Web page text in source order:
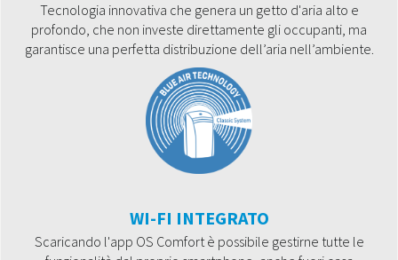
Tecnologia innovativa che genera un getto d'aria alto e
profondo, che non investe direttamente gli occupanti, ma
garantisce una perfetta distribuzione dell’aria nell’ambiente.
WI-FI INTEGRATO
Scaricando l'app OS Comfort è possibile gestirne tutte le